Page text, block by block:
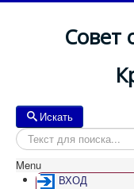
Совет
Искать
Menu
ВХОД